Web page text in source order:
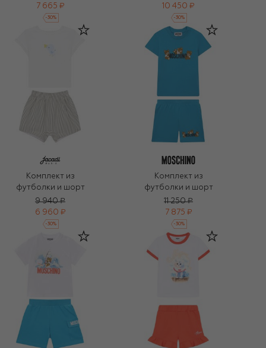
7 665 ₽
-30%
10 450 ₽
-30%
Комплект из
футболки и шорт
9 940 ₽
6 960 ₽
-30%
Комплект из
футболки и шорт
11 250 ₽
7 875 ₽
-30%